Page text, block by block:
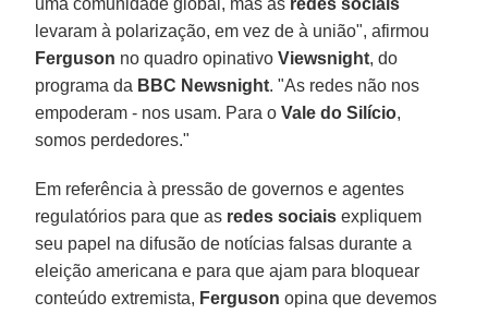
uma comunidade global, mas as redes sociais
levaram à polarização, em vez de à união", afirmou
Ferguson no quadro opinativoViewsnight, do
programa da BBC Newsnight. "As redes não nos
empoderam - nos usam. Para oVale do Silício,
somos perdedores."
Em referência à pressão de governos e agentes
regulatórios para que as redes sociais expliquem
seu papel na difusão de notícias falsas durante a
eleição americana e para que ajam para bloquear
conteúdo extremista, Ferguson opina que devemos